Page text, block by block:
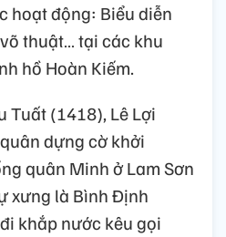
hoạt động: Biểu diễn
thuật… tại các khu
hồ Hoàn Kiếm.
Tuất (1418), Lê Lợi
dựng cờ khởi
quân Minh ở Lam Sơn
xưng là Bình Định
khắp nước kêu gọi